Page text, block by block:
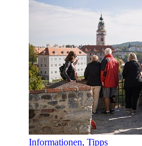
Informationen, Tipps